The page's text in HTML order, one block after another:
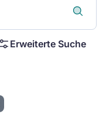
Erweiterte Suche